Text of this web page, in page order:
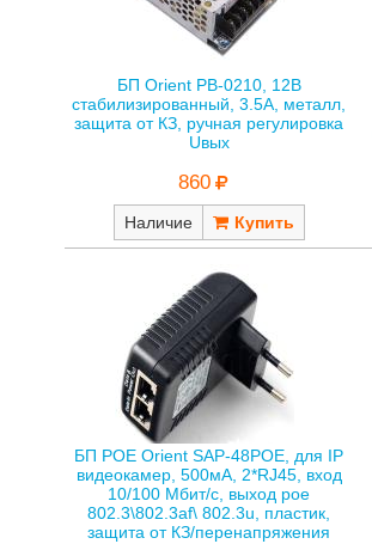
БП Orient PB-0210, 12В
стабилизированный, 3.5А, металл,
защита от КЗ, ручная регулировка
Uвых
860
Наличие
БП POE Orient SAP-48POE, для IP
видеокамер, 500мА, 2*RJ45, вход
10/100 Мбит/с, выход poe
802.3\802.3af\ 802.3u, пластик,
защита от КЗ/перенапряжения